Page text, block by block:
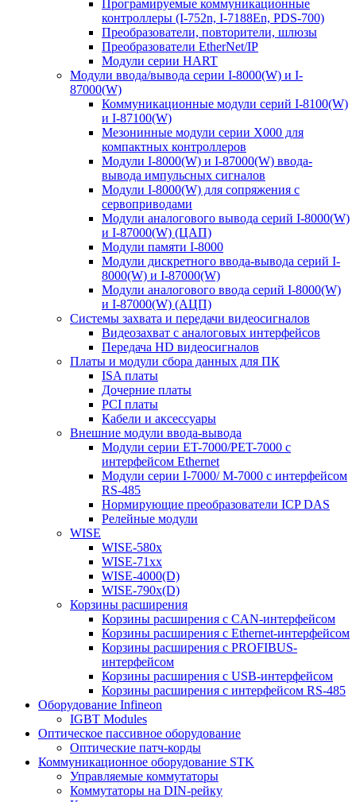
Програмируемые коммуникационные
контроллеры (I-752n, I-7188En, PDS-700)
Преобразователи, повторители, шлюзы
Преобразователи EtherNet/IP
Модули серии HART
Модули ввода/вывода серии I-8000(W) и I-
87000(W)
Коммуникационные модули серий I-8100(W)
и I-87100(W)
Мезонинные модули серии X000 для
компактных контроллеров
Модули I-8000(W) и I-87000(W) ввода-
вывода импульсных сигналов
Модули I-8000(W) для сопряжения с
сервоприводами
Модули аналогового вывода серий I-8000(W)
и I-87000(W) (ЦАП)
Модули памяти I-8000
Модули дискретного ввода-вывода серий I-
8000(W) и I-87000(W)
Модули аналогового ввода серий I-8000(W)
и I-87000(W) (АЦП)
Системы захвата и передачи видеосигналов
Видеозахват с аналоговых интерфейсов
Передача HD видеосигналов
Платы и модули сбора данных для ПК
ISA платы
Дочерние платы
PCI платы
Кабели и аксессуары
Внешние модули ввода-вывода
Модули серии ET-7000/PET-7000 с
интерфейсом Ethernet
Модули серии I-7000/ M-7000 с интерфейсом
RS-485
Нормирующие преобразователи ICP DAS
Релейные модули
WISE
WISE-580x
WISE-71xx
WISE-4000(D)
WISE-790x(D)
Корзины расширения
Корзины расширения с CAN-интерфейсом
Корзины расширения с Ethernet-интерфейсом
Корзины расширения с PROFIBUS-
интерфейсом
Корзины расширения с USB-интерфейсом
Корзины расширения с интерфейсом RS-485
Оборудование Infineon
IGBT Modules
Оптическое пассивное оборудование
Оптические патч-корды
Коммуникационное оборудование STK
Управляемые коммутаторы
Коммутаторы на DIN-рейку